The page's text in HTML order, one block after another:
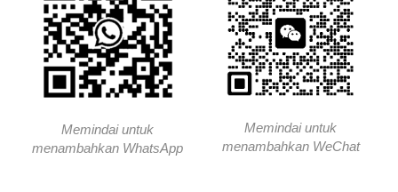
Memindai untuk
menambahkan WhatsApp
Memindai untuk
menambahkan WeChat